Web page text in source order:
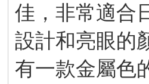
佳，非常適合
設計和亮眼的
有一款金屬色